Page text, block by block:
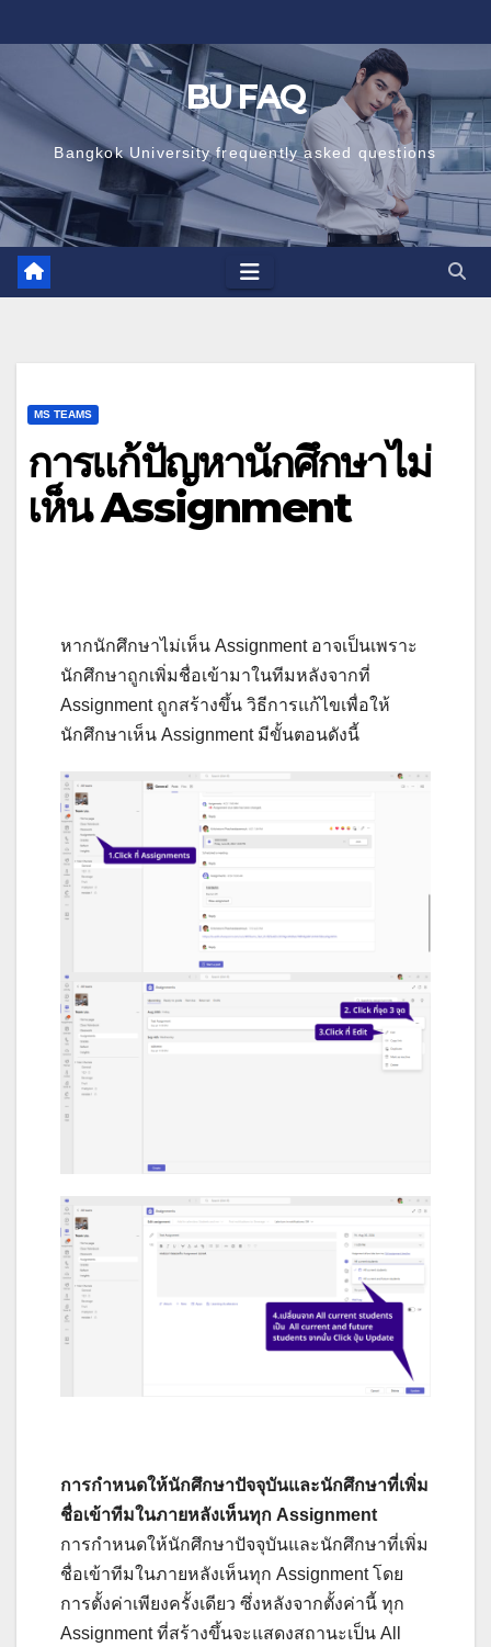
to
content
BU FAQ
Bangkok University frequently asked questions
MS TEAMS
การแก้ปัญหานักศึกษาไม่
เห็น Assignment
หากนักศึกษาไม่เห็น Assignment อาจเป็นเพราะ
นักศึกษาถูกเพิ่มชื่อเข้ามาในทีมหลังจากที่
Assignment ถูกสร้างขึ้น วิธีการแก้ไขเพื่อให้
นักศึกษาเห็น Assignment มีขั้นตอนดังนี้
การกำหนดให้นักศึกษาปัจจุบันและนักศึกษาที่เพิ่ม
ชื่อเข้าทีมในภายหลังเห็นทุก Assignment
การกำหนดให้นักศึกษาปัจจุบันและนักศึกษาที่เพิ่ม
ชื่อเข้าทีมในภายหลังเห็นทุก Assignment โดย
การตั้งค่าเพียงครั้งเดียว ซึ่งหลังจากตั้งค่านี้ ทุก
Assignment ที่สร้างขึ้นจะแสดงสถานะเป็น All